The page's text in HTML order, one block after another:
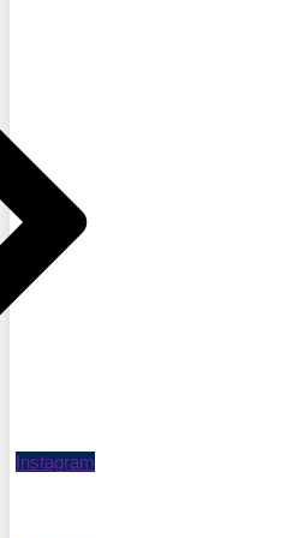
Instagram